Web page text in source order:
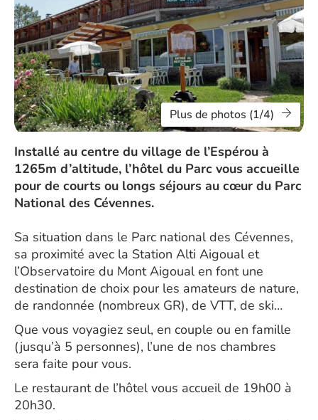
Plus de photos (1/4)
Installé au centre du village de l’Espérou à
1265m d’altitude, l’hôtel du Parc vous accueille
pour de courts ou longs séjours au cœur du Parc
National des Cévennes.
Sa situation dans le Parc national des Cévennes,
sa proximité avec la Station Alti Aigoual et
l’Observatoire du Mont Aigoual en font une
destination de choix pour les amateurs de nature,
de randonnée (nombreux GR), de VTT, de ski…
Que vous voyagiez seul, en couple ou en famille
(jusqu’à 5 personnes), l’une de nos chambres
sera faite pour vous.
Le restaurant de l’hôtel vous accueil de 19h00 à
20h30.